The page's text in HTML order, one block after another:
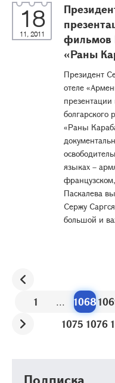
18
11, 2011
фильмов
«Раны
Президент
отеле
болгарского
«Раны
языках –
Паскалева
Сержу
большой и
1 ... 1068
1075 1076